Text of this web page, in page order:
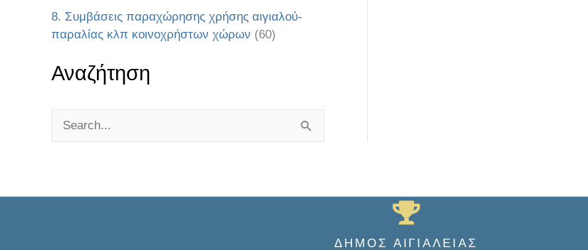
8. Συμβάσεις παραχώρησης χρήσης αιγιαλού-
παραλίας κλπ κοινοχρήστων χώρων (60)
Αναζήτηση
ΔΗΜΟΣ ΑΙΓΙΑΛΕΙΑΣ